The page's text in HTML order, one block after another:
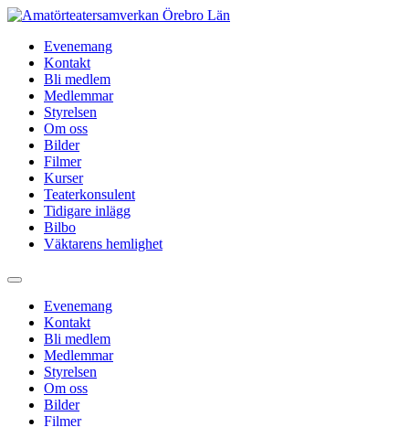
Hoppa
innehållEvenemang
Kontakt
Bli medlem
Medlemmar
Styrelsen
Om oss
Bilder
Filmer
Kurser
Teaterkonsulent
Tidigare inlägg
Bilbo
Väktarens hemlighet
Evenemang
Kontakt
Bli medlem
Medlemmar
Styrelsen
Om oss
Bilder
Filmer